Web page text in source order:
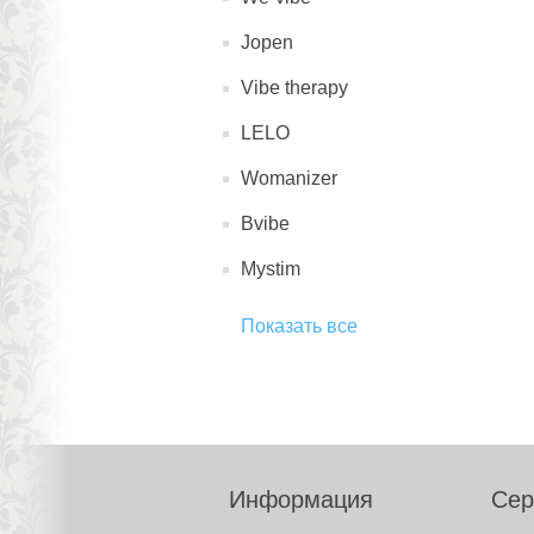
Jopen
Vibe therapy
LELO
Womanizer
Bvibe
Mystim
Показать все
Информация